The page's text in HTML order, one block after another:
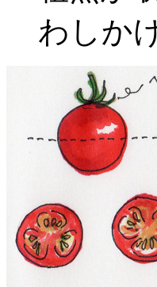
わしか